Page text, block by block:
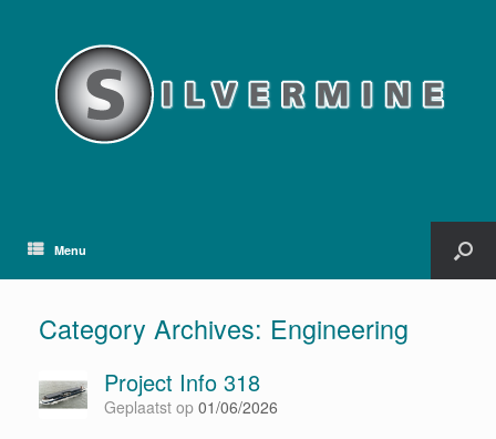
Menu
Category Archives: Engineering
Project Info 318
Geplaatst op 01/06/2026